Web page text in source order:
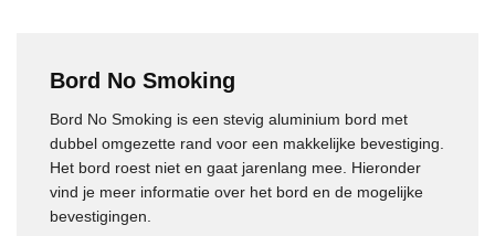
Bord No Smoking
Bord No Smoking is een stevig aluminium bord met
dubbel omgezette rand voor een makkelijke bevestiging.
Het bord roest niet en gaat jarenlang mee. Hieronder
vind je meer informatie over het bord en de mogelijke
bevestigingen.